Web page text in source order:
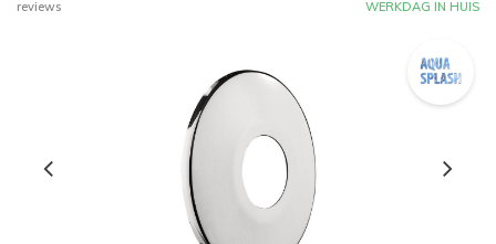
reviews
WERKDAG IN HUIS